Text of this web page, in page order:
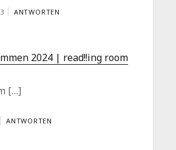
ANTWORTEN
2024 | read!!ing room
[…]
ANTWORTEN